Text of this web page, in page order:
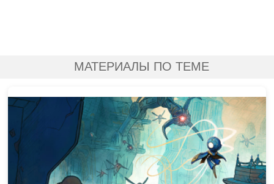
МАТЕРИАЛЫ ПО ТЕМЕ